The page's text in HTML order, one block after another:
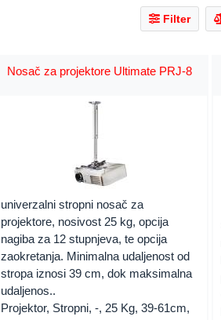
Filter
Nosač za projektore Ultimate PRJ-8
univerzalni stropni nosač za
projektore, nosivost 25 kg, opcija
nagiba za 12 stupnjeva, te opcija
zaokretanja. Minimalna udaljenost od
stropa iznosi 39 cm, dok maksimalna
udaljenos..
Projektor, Stropni, -, 25 Kg, 39-61cm,